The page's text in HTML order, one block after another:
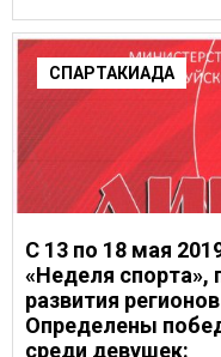
СПАРТАКИАДА
С 13 по 18 мая
«Неделя спорта»,
развития
Определены
среди девушек: